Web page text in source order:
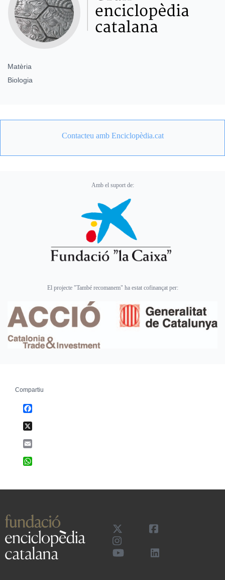
Matèria
Biologia
Contacteu amb Enciclopèdia.cat
Amb el suport de:
El projecte "També recomanem" ha estat cofinançat per:
Compartiu